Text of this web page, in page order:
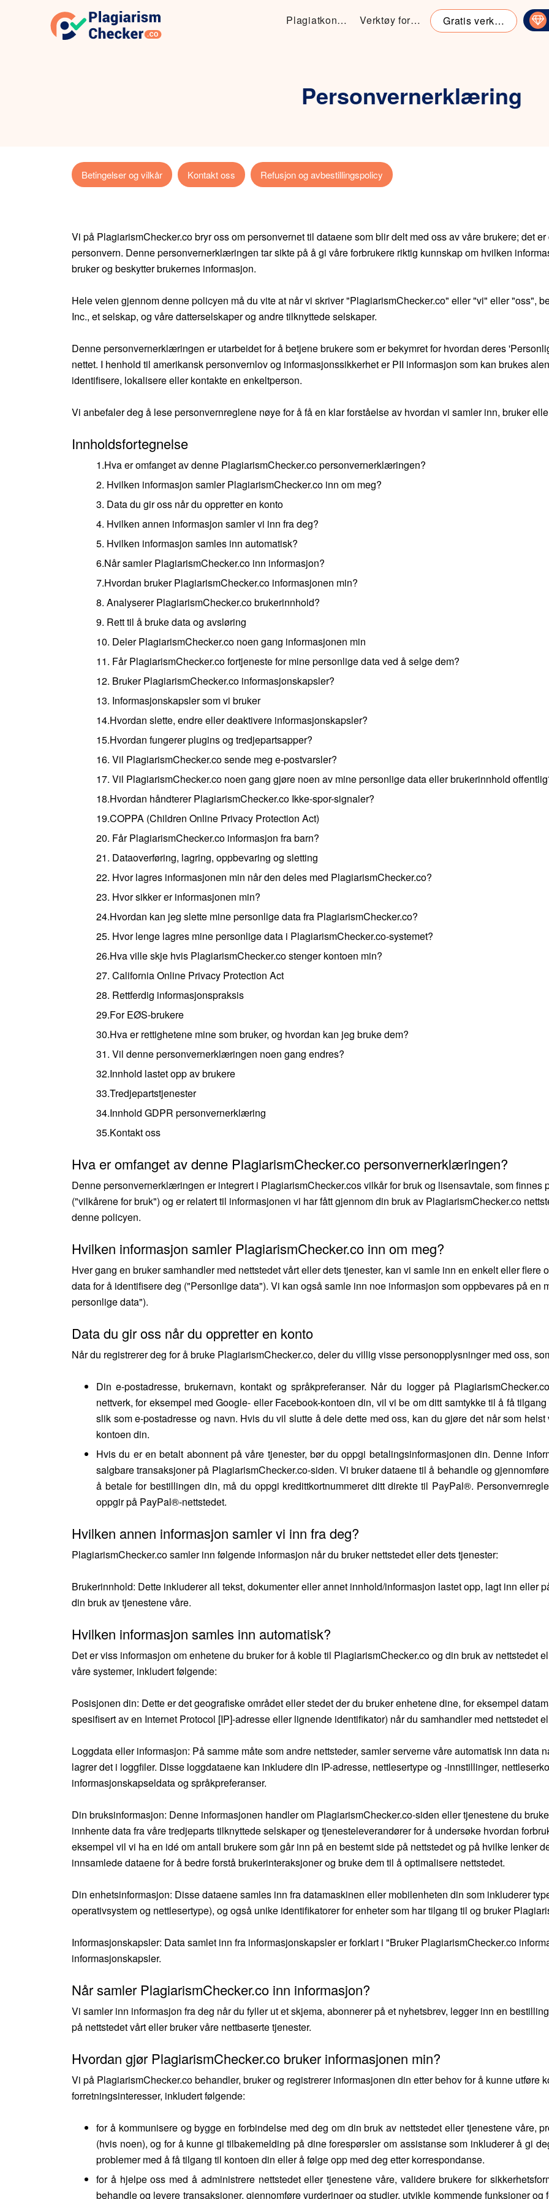
Plagiatkontroll Verktøy for omskrivning Gratis verktøy
Personvernerklæring
Betingelser og vilkår Kontakt oss Refusjon og avbestillingspolicy
Vi på PlagiarismChecker.co bryr oss om personvernet til dataene som blir delt med oss av våre brukere; det
personvern. Denne personvernerklæringen tar sikte på å gi våre forbrukere riktig kunnskap om hvilken
bruker og beskytter brukernes informasjon.
Hele veien gjennom denne policyen må du vite at når vi skriver "PlagiarismChecker.co" eller "vi" eller "oss",
Inc., et selskap, og våre datterselskaper og andre tilknyttede selskaper.
Denne personvernerklæringen er utarbeidet for å betjene brukere som er bekymret for hvordan deres
nettet. I henhold til amerikansk personvernlov og informasjonssikkerhet er PII informasjon som kan brukes
identifisere, lokalisere eller kontakte en enkeltperson.
Vi anbefaler deg å lese personvernreglene nøye for å få en klar forståelse av hvordan vi samler inn, bruker
Innholdsfortegnelse
1.Hva er omfanget av denne PlagiarismChecker.co personvernerklæringen?
2. Hvilken informasjon samler PlagiarismChecker.co inn om meg?
3. Data du gir oss når du oppretter en konto
4. Hvilken annen informasjon samler vi inn fra deg?
5. Hvilken informasjon samles inn automatisk?
6.Når samler PlagiarismChecker.co inn informasjon?
7.Hvordan bruker PlagiarismChecker.co informasjonen min?
8. Analyserer PlagiarismChecker.co brukerinnhold?
9. Rett til å bruke data og avsløring
10. Deler PlagiarismChecker.co noen gang informasjonen min
11. Får PlagiarismChecker.co fortjeneste for mine personlige data ved å selge dem?
12. Bruker PlagiarismChecker.co informasjonskapsler?
13. Informasjonskapsler som vi bruker
14.Hvordan slette, endre eller deaktivere informasjonskapsler?
15.Hvordan fungerer plugins og tredjepartsapper?
16. Vil PlagiarismChecker.co sende meg e-postvarsler?
17. Vil PlagiarismChecker.co noen gang gjøre noen av mine personlige data eller brukerinnhold
18.Hvordan håndterer PlagiarismChecker.co Ikke-spor-signaler?
19.COPPA (Children Online Privacy Protection Act)
20. Får PlagiarismChecker.co informasjon fra barn?
21. Dataoverføring, lagring, oppbevaring og sletting
22. Hvor lagres informasjonen min når den deles med PlagiarismChecker.co?
23. Hvor sikker er informasjonen min?
24.Hvordan kan jeg slette mine personlige data fra PlagiarismChecker.co?
25. Hvor lenge lagres mine personlige data i PlagiarismChecker.co-systemet?
26.Hva ville skje hvis PlagiarismChecker.co stenger kontoen min?
27. California Online Privacy Protection Act
28. Rettferdig informasjonspraksis
29.For EØS-brukere
30.Hva er rettighetene mine som bruker, og hvordan kan jeg bruke dem?
31. Vil denne personvernerklæringen noen gang endres?
32.Innhold lastet opp av brukere
33.Tredjepartstjenester
34.Innhold GDPR personvernerklæring
35.Kontakt oss
Hva er omfanget av denne PlagiarismChecker.co personvernerklæringen?
Denne personvernerklæringen er integrert i PlagiarismChecker.cos vilkår for bruk og lisensavtale, som finnes
("vilkårene for bruk") og er relatert til informasjonen vi har fått gjennom din bruk av PlagiarismChecker.co
denne policyen.
Hvilken informasjon samler PlagiarismChecker.co inn om meg?
Hver gang en bruker samhandler med nettstedet vårt eller dets tjenester, kan vi samle inn en enkelt eller
data for å identifisere deg ("Personlige data"). Vi kan også samle inn noe informasjon som oppbevares på en
personlige data").
Data du gir oss når du oppretter en konto
Når du registrerer deg for å bruke PlagiarismChecker.co, deler du villig visse personopplysninger med oss,
Din e-postadresse, brukernavn, kontakt og språkpreferanser. Når du logger på
nettverk, for eksempel med Google- eller Facebook-kontoen din, vil vi be om ditt samtykke til å få
slik som e-postadresse og navn. Hvis du vil slutte å dele dette med oss, kan du gjøre det når som
kontoen din.
Hvis du er en betalt abonnent på våre tjenester, bør du oppgi betalingsinformasjonen din. Denne
salgbare transaksjoner på PlagiarismChecker.co-siden. Vi bruker dataene til å behandle og
å betale for bestillingen din, må du oppgi kredittkortnummeret ditt direkte til PayPal®.
oppgir på PayPal®-nettstedet.
Hvilken annen informasjon samler vi inn fra deg?
PlagiarismChecker.co samler inn følgende informasjon når du bruker nettstedet eller dets tjenester:
Brukerinnhold: Dette inkluderer all tekst, dokumenter eller annet innhold/informasjon lastet opp, lagt inn eller
din bruk av tjenestene våre.
Hvilken informasjon samles inn automatisk?
Det er viss informasjon om enhetene du bruker for å koble til PlagiarismChecker.co og din bruk av nettstedet
våre systemer, inkludert følgende:
Posisjonen din: Dette er det geografiske området eller stedet der du bruker enhetene dine, for eksempel
spesifisert av en Internet Protocol [IP]-adresse eller lignende identifikator) når du samhandler med nettstedet
Loggdata eller informasjon: På samme måte som andre nettsteder, samler serverne våre automatisk inn data
lagrer det i loggfiler. Disse loggdataene kan inkludere din IP-adresse, nettlesertype og -innstillinger,
informasjonskapseldata og språkpreferanser.
Din bruksinformasjon: Denne informasjonen handler om PlagiarismChecker.co-siden eller tjenestene du
innhente data fra våre tredjeparts tilknyttede selskaper og tjenesteleverandører for å undersøke hvordan
eksempel vil vi ha en idé om antall brukere som går inn på en bestemt side på nettstedet og på hvilke lenker
innsamlede dataene for å bedre forstå brukerinteraksjoner og bruke dem til å optimalisere nettstedet.
Din enhetsinformasjon: Disse dataene samles inn fra datamaskinen eller mobilenheten din som inkluderer
operativsystem og nettlesertype), og også unike identifikatorer for enheter som har tilgang til og bruker
Informasjonskapsler: Data samlet inn fra informasjonskapsler er forklart i "Bruker PlagiarismChecker.co
informasjonskapsler.
Når samler PlagiarismChecker.co inn informasjon?
Vi samler inn informasjon fra deg når du fyller ut et skjema, abonnerer på et nyhetsbrev, legger inn en
på nettstedet vårt eller bruker våre nettbaserte tjenester.
Hvordan gjør PlagiarismChecker.co bruker informasjonen min?
Vi på PlagiarismChecker.co behandler, bruker og registrerer informasjonen din etter behov for å kunne utføre
forretningsinteresser, inkludert følgende:
for å kommunisere og bygge en forbindelse med deg om din bruk av nettstedet eller tjenestene våre,
(hvis noen), og for å kunne gi tilbakemelding på dine forespørsler om assistanse som inkluderer å gi
problemer med å få tilgang til kontoen din eller å følge opp med deg etter korrespondanse.
for å hjelpe oss med å administrere nettstedet eller tjenestene våre, validere brukere for
behandle og levere transaksjoner, gjennomføre vurderinger og studier, utvikle kommende funksjoner